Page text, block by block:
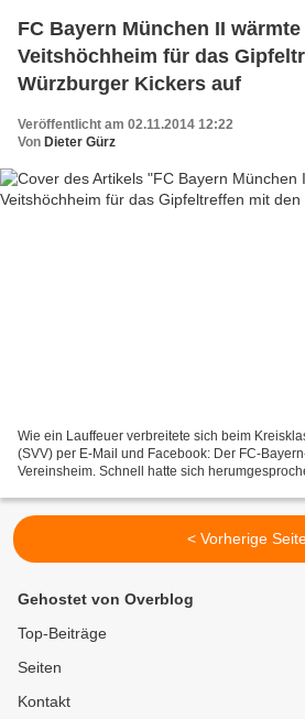
FC Bayern München II
Veitshöchheim für das
Würzburger Kickers auf
Veröffentlicht am 02.11.2014 12:22
Von Dieter Gürz
Wie ein Lauffeuer verbreitete sich beim
(SVV) per E-Mail und Facebook: Der FC-
Vereinsheim. Schnell hatte sich
< Vorherige
Gehostet von Overblog
Top-Beiträge
Seiten
Kontakt